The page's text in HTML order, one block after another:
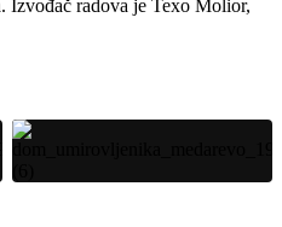
Izvođač radova je Texo Molior,